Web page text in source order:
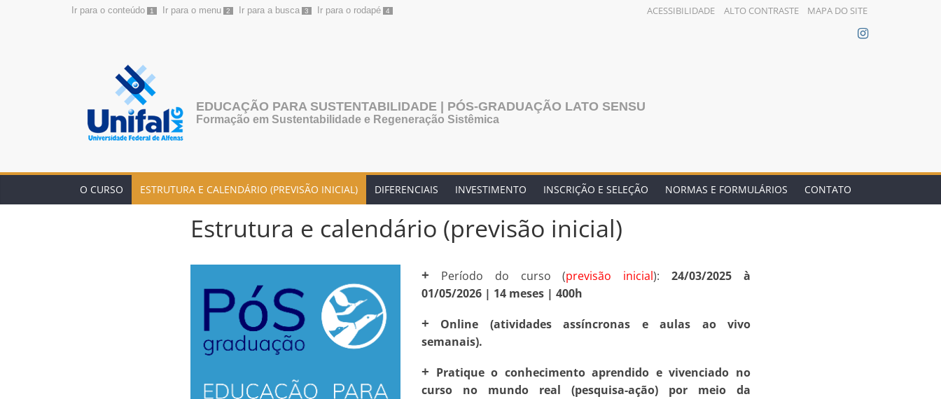
Ir para o conteúdo 1 Ir para o menu 2 Ir para a busca 3 Ir para o rodapé 4 ACESSIBILIDADE ALTO CONTRASTE MAPA DO SITE
EDUCAÇÃO PARA SUSTENTABILIDADE | PÓS-GRADUAÇÃO LATO SENSU
Formação em Sustentabilidade e Regeneração Sistêmica
O CURSO ESTRUTURA E CALENDÁRIO (PREVISÃO INICIAL) DIFERENCIAIS INVESTIMENTO INSCRIÇÃO E SELEÇÃO NORMAS E FORMULÁRIOS CONTATO
Estrutura e calendário (previsão inicial)
+ Período do curso (previsão inicial):24/03/2025 à
01/05/2026 | 14 meses | 400h
+
Online (atividades assíncronas e aulas ao vivo
semanais).
+ Pratique o conhecimento aprendido e vivenciado no
curso no mundo real (pesquisa-ação) por meio da